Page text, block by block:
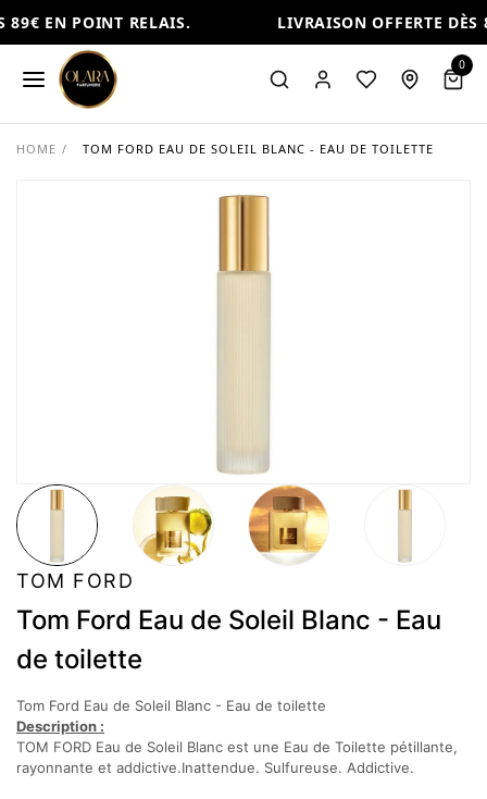
EN POINT RELAIS. LIVRAISON OFFERTE DÈS
0
HOME / TOM FORD EAU DE SOLEIL BLANC - EAU DE TOILETTE
TOM FORD
Tom Ford Eau de Soleil Blanc - Eau
de toilette
Tom Ford Eau de Soleil Blanc - Eau de toilette
Description :
TOM FORD Eau de Soleil Blanc est une Eau de Toilette pétillante,
rayonnante et addictive.Inattendue. Sulfureuse. Addictive.